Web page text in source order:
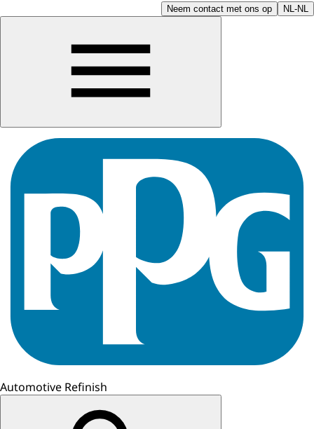
Neem contact met ons op NL-NL
Automotive Refinish